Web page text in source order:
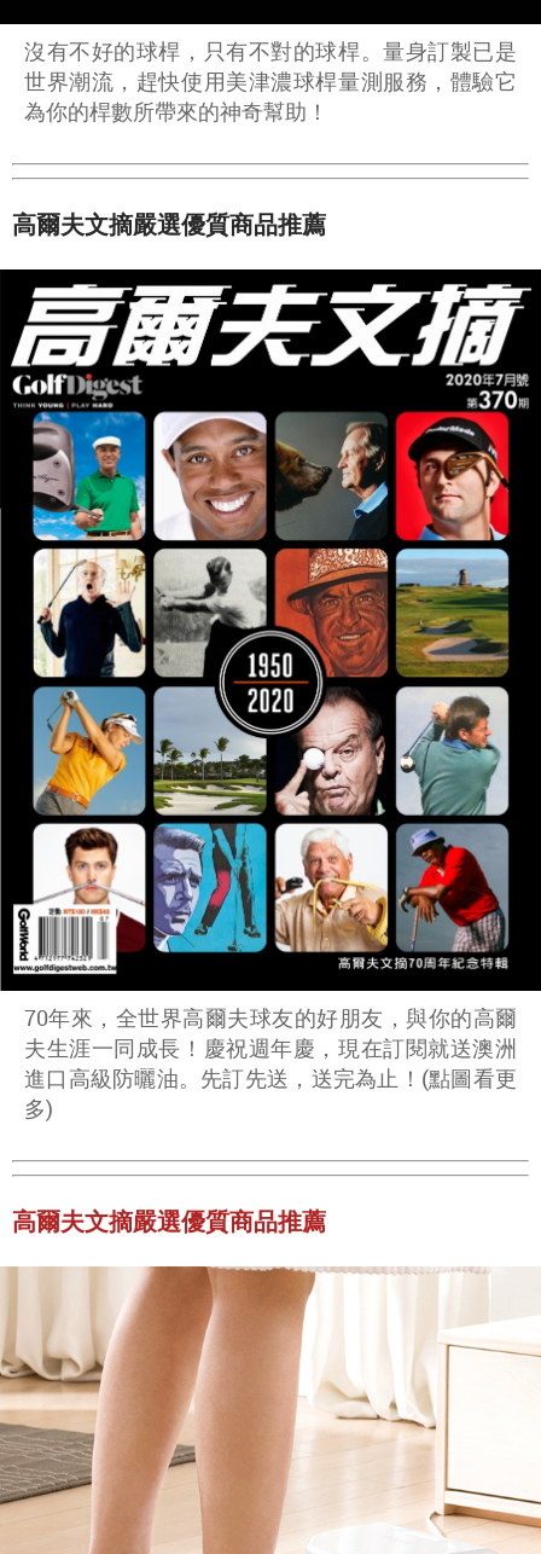
沒有不好的球桿，只有不對的球桿。量身訂製已是
世界潮流，趕快使用美津濃球桿量測服務，體驗它
為你的桿數所帶來的神奇幫助！
高爾夫文摘嚴選優質商品推薦
70年來，全世界高爾夫球友的好朋友，與你的高爾
夫生涯一同成長！慶祝週年慶，現在訂閱就送澳洲
進口高級防曬油。先訂先送，送完為止！(點圖看更
多)
高爾夫文摘嚴選優質商品推薦